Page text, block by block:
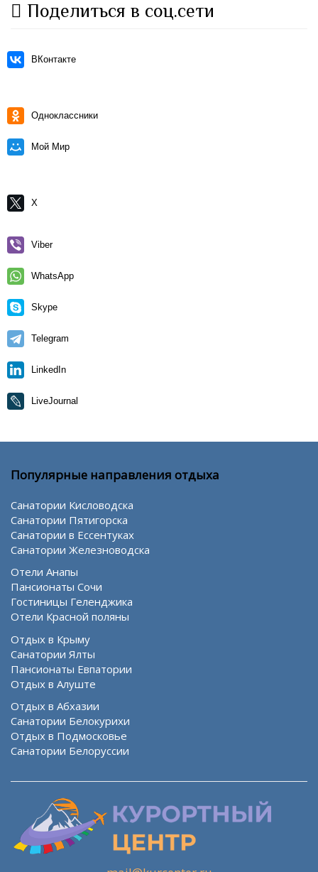
Поделиться в соц.сети
ВКонтакте
Одноклассники
Мой Мир
X
Viber
WhatsApp
Skype
Telegram
LinkedIn
LiveJournal
Популярные направления отдыха
Санатории Кисловодска
Санатории Пятигорска
Санатории в Ессентуках
Санатории Железноводска
Отели Анапы
Пансионаты Сочи
Гостиницы Геленджика
Отели Красной поляны
Отдых в Крыму
Санатории Ялты
Пансионаты Евпатории
Отдых в Алуште
Отдых в Абхазии
Санатории Белокурихи
Отдых в Подмосковье
Санатории Белоруссии